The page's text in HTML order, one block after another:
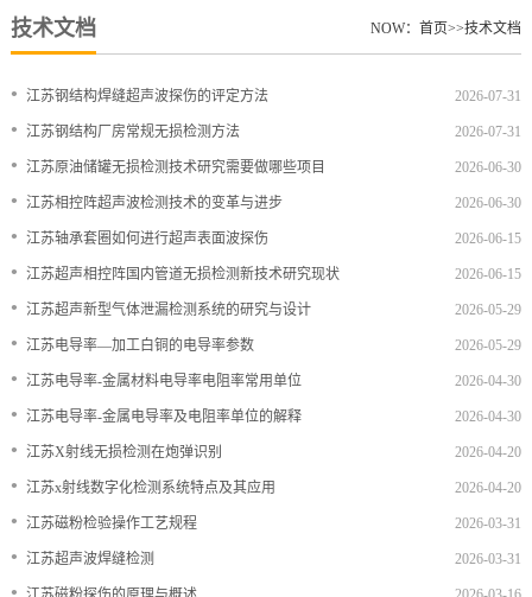
森
态
展
测
合
伙
频
心
技
文
务
支
联
德
森
技术文档 NOW：首页>>技术文档
2026-07-31
• 江苏钢结构焊缝超声波探伤的评定方法
2026-07-31
• 江苏钢结构厂房常规无损检测方法
2026-06-30
• 江苏原油储罐无损检测技术研究需要做哪些项目
2026-06-30
• 江苏相控阵超声波检测技术的变革与进步
2026-06-15
• 江苏轴承套圈如何进行超声表面波探伤
2026-06-15
• 江苏超声相控阵国内管道无损检测新技术研究现状
2026-05-29
• 江苏超声新型气体泄漏检测系统的研究与设计
2026-05-29
• 江苏电导率—加工白铜的电导率参数
2026-04-30
• 江苏电导率-金属材料电导率电阻率常用单位
2026-04-30
• 江苏电导率-金属电导率及电阻率单位的解释
2026-04-20
• 江苏X射线无损检测在炮弹识别
2026-04-20
• 江苏x射线数字化检测系统特点及其应用
2026-03-31
• 江苏磁粉检验操作工艺规程
2026-03-31
• 江苏超声波焊缝检测
•